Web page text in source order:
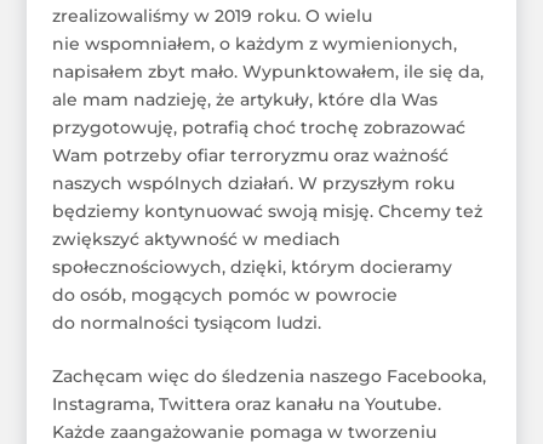
zrealizowaliśmy w 2019 roku. O wielu
nie wspomniałem, o każdym z wymienionych,
napisałem zbyt mało. Wypunktowałem, ile się da,
ale mam nadzieję, że artykuły, które dla Was
przygotowuję, potrafią choć trochę zobrazować
Wam potrzeby ofiar terroryzmu oraz ważność
naszych wspólnych działań. W przyszłym roku
będziemy kontynuować swoją misję. Chcemy też
zwiększyć aktywność w mediach
społecznościowych, dzięki, którym docieramy
do osób, mogących pomóc w powrocie
do normalności tysiącom ludzi.
Zachęcam więc do śledzenia naszego Facebooka,
Instagrama, Twittera oraz kanału na Youtube.
Każde zaangażowanie pomaga w tworzeniu